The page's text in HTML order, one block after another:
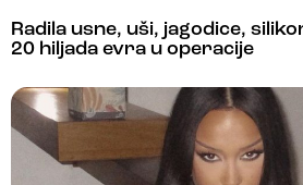
Radila usne, uši, jagodice,
20 hiljada evra u operacije